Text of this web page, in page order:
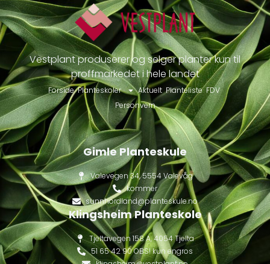
Vestplant produserer og selger planter kun til
proffmarkedet i hele landet
Forside Planteskoler Aktuelt Planteliste FDV
Personvern
Gimle Planteskule
Valevegen 34, 5554 Valevåg
kommer
sunnhordland@planteskule.no
Klingsheim Planteskole
Tjeltavegen 158 A, 4054 Tjelta
51 65 42 90 OBS! kun engros